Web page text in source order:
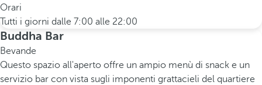
Orari
Tutti i giorni dalle 7:00 alle 22:00
Buddha Bar
Bevande
Questo spazio all'aperto offre un ampio menù di snack e un
servizio bar con vista sugli imponenti grattacieli del quartiere